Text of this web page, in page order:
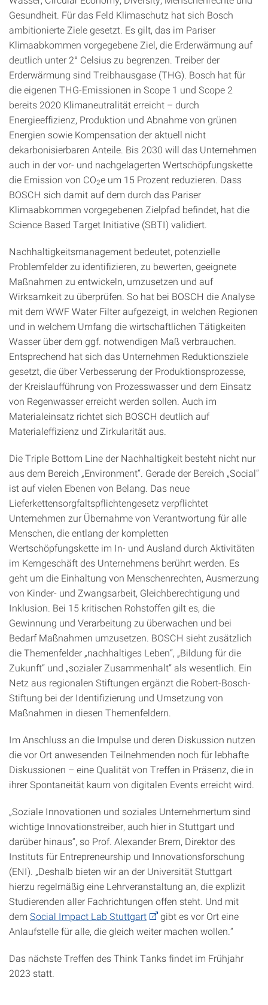
Gesundheit. Für das Feld Klimaschutz hat sich Bosch
ambitionierte Ziele gesetzt. Es gilt, das im Pariser
Klimaabkommen vorgegebene Ziel, die Erderwärmung auf
deutlich unter 2° Celsius zu begrenzen. Treiber der
Erderwärmung sind Treibhausgase (THG). Bosch hat für
die eigenen THG-Emissionen in Scope 1 und Scope 2
bereits 2020 Klimaneutralität erreicht – durch
Energieeffizienz, Produktion und Abnahme von grünen
Energien sowie Kompensation der aktuell nicht
dekarbonisierbaren Anteile. Bis 2030 will das Unternehmen
auch in der vor- und nachgelagerten Wertschöpfungskette
die Emission von CO2e um 15 Prozent reduzieren. Dass
BOSCH sich damit auf dem durch das Pariser
Klimaabkommen vorgegebenen Zielpfad befindet, hat die
Science Based Target Initiative (SBTI) validiert.
Nachhaltigkeitsmanagement bedeutet, potenzielle
Problemfelder zu identifizieren, zu bewerten, geeignete
Maßnahmen zu entwickeln, umzusetzen und auf
Wirksamkeit zu überprüfen. So hat bei BOSCH die Analyse
mit dem WWF Water Filter aufgezeigt, in welchen Regionen
und in welchem Umfang die wirtschaftlichen Tätigkeiten
Wasser über dem ggf. notwendigen Maß verbrauchen.
Entsprechend hat sich das Unternehmen Reduktionsziele
gesetzt, die über Verbesserung der Produktionsprozesse,
der Kreislaufführung von Prozesswasser und dem Einsatz
von Regenwasser erreicht werden sollen. Auch im
Materialeinsatz richtet sich BOSCH deutlich auf
Materialeffizienz und Zirkularität aus.
Die Triple Bottom Line der Nachhaltigkeit besteht nicht nur
aus dem Bereich „Environment“. Gerade der Bereich „Social“
ist auf vielen Ebenen von Belang. Das neue
Lieferkettensorgfaltspflichtengesetz verpflichtet
Unternehmen zur Übernahme von Verantwortung für alle
Menschen, die entlang der kompletten
Wertschöpfungskette im In- und Ausland durch Aktivitäten
im Kerngeschäft des Unternehmens berührt werden. Es
geht um die Einhaltung von Menschenrechten, Ausmerzung
von Kinder- und Zwangsarbeit, Gleichberechtigung und
Inklusion. Bei 15 kritischen Rohstoffen gilt es, die
Gewinnung und Verarbeitung zu überwachen und bei
Bedarf Maßnahmen umzusetzen. BOSCH sieht zusätzlich
die Themenfelder „nachhaltiges Leben“, „Bildung für die
Zukunft“ und „sozialer Zusammenhalt“ als wesentlich. Ein
Netz aus regionalen Stiftungen ergänzt die Robert-Bosch-
Stiftung bei der Identifizierung und Umsetzung von
Maßnahmen in diesen Themenfeldern.
Im Anschluss an die Impulse und deren Diskussion nutzen
die vor Ort anwesenden Teilnehmenden noch für lebhafte
Diskussionen – eine Qualität von Treffen in Präsenz, die in
ihrer Spontaneität kaum von digitalen Events erreicht wird.
„Soziale Innovationen und soziales Unternehmertum sind
wichtige Innovationstreiber, auch hier in Stuttgart und
darüber hinaus“, so Prof. Alexander Brem, Direktor des
Instituts für Entrepreneurship und Innovationsforschung
(ENI). „Deshalb bieten wir an der Universität Stuttgart
hierzu regelmäßig eine Lehrveranstaltung an, die explizit
Studierenden aller Fachrichtungen offen steht. Und mit
dem Social Impact Lab Stuttgart
gibt es vor Ort eine
Anlaufstelle für alle, die gleich weiter machen wollen.“
Das nächste Treffen des Think Tanks findet im Frühjahr
2023 statt.